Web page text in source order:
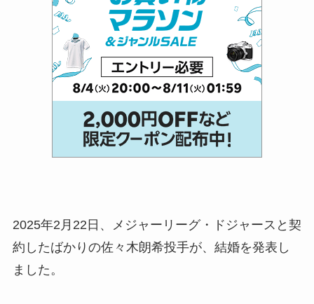
2025年2月22日、メジャーリーグ・ドジャースと契
約したばかりの佐々木朗希投手が、結婚を発表し
ました。